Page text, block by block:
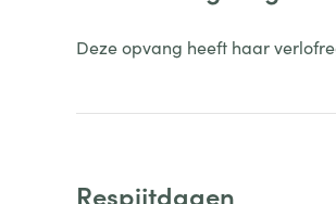
Deze opvang heeft haar
Respijtdagen